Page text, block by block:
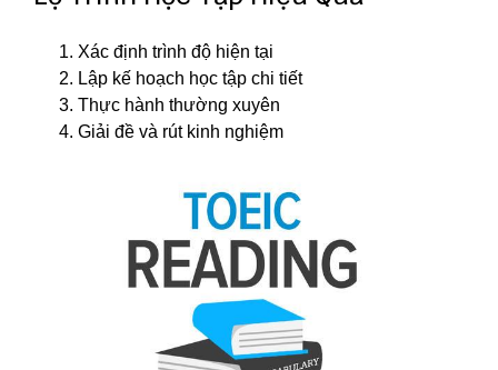
Xác định trình độ hiện tại
Lập kế hoạch học tập chi tiết
Thực hành thường xuyên
Giải đề và rút kinh nghiệm